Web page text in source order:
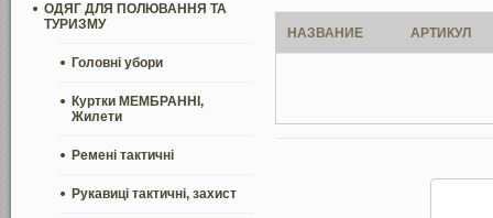
ОДЯГ ДЛЯ ПОЛЮВАННЯ ТА
ТУРИЗМУ
Головні убори
Куртки МЕМБРАННІ,
Жилети
Ремені тактичні
Рукавиці тактичні, захист
НАЗВАНИЕ АРТИКУЛ